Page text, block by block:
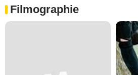
Filmographie